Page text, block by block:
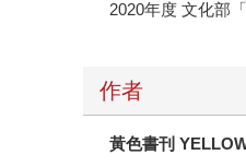
2020年度 文化部
作者
黃色書刊